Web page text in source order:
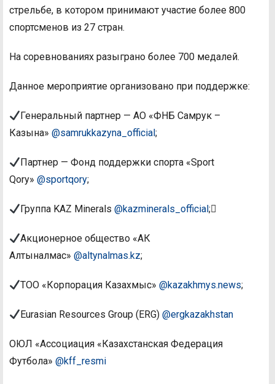
стрельбе, в котором принимают участие более 800
спортсменов из 27 стран.
На соревнованиях разыграно более 700 медалей.
Данное мероприятие организовано при поддержке:
Генеральный партнер — АО «ФНБ Самрук –
Казына» @samrukkazyna_official ;
Партнер — Фонд поддержки спорта «Sport
Qory» @sportqory;
Группа KAZ Minerals@kazminerals_official;
Акционерное общество «АК
Алтыналмас» @altynalmas.kz;
ТОО «Корпорация Казахмыс»@kazakhmys.news;
Eurasian Resources Group (ERG)@ergkazakhstan
ОЮЛ «Ассоциация «Казахстанская Федерация
Футбола» @kff_resmi